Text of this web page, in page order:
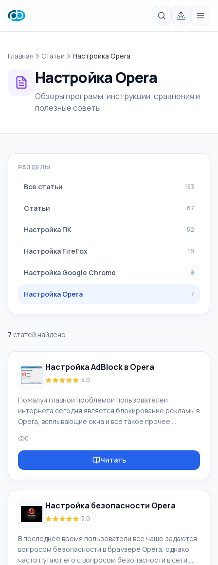
Главная Статьи Настройка Opera
Настройка Opera
Обзоры программ, инструкции, сравнения и
полезные советы.
РАЗДЕЛЫ
Все статьи 153
Статьи 67
Настройка ПК 52
Настройка FireFox 19
Настройка Google Chrome 9
Настройка Opera 7
7 статей найдено
Настройка AdBlock в Opera
5.0
Пожалуй главной проблемой пользователей
интернета сегодня является блокирование рекламы в
Opera, всплывающие окна и все такое прочее.
трудно, особенно новичку - поскольку реклама
преследует нас абсолютно везде! Всплывающие
окна/рекламу и все подобное - нужно блокировать
того, что реклама везде, реклама там, реклама
здесь, везде одна рекла
0
Читать
Настройка безопасности Opera
5.0
В последнее время пользователи все чаще задаются
вопросом безопасности в браузере Opera, однако
часто путают его с вопросом безопасности в сети.